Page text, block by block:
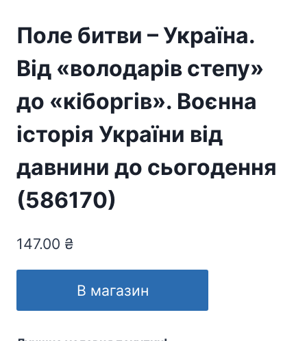
Поле битви – Україна.
Від «володарів степу»
до «кіборгів». Воєнна
історія України від
давнини до сьогодення
(586170)
147.00 ₴
В магазин